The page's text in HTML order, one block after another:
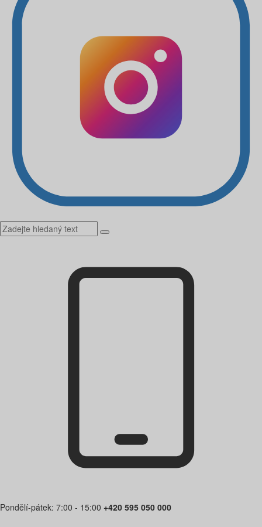
Pondělí-pátek: 7:00 - 15:00 +420 595 050 000